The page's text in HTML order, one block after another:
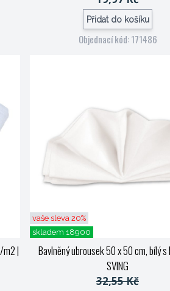
Přidat do košíku
Objednací kód: 171486
m2|
vaše sleva 20%
skladem 18900
Bavlněný ubrousek 50 x 50 cm, bílý
SVING
32,55 Kč